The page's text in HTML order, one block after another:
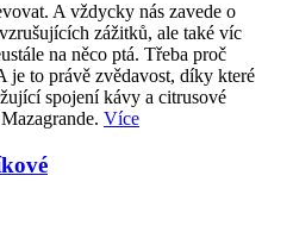
A vždycky nás zavede o
zážitků, ale také víc
na něco ptá. Třeba proč
je to právě zvědavost, díky které
spojení kávy a citrusové
Více